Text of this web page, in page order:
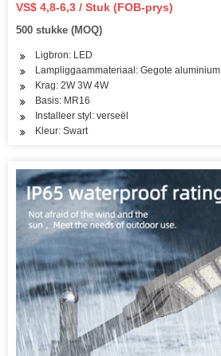
VS$ 4,8-6,3 / Stuk (FOB-prys)
500 stukke (MOQ)
Ligbron: LED
Lampliggaammateriaal: Gegote aluminium
Krag: 2W 3W 4W
Basis: MR16
Installeer styl: verseël
Kleur: Swart